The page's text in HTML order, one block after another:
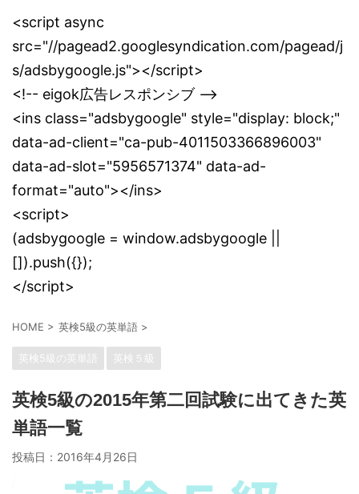
<script async
src="//pagead2.googlesyndication.com/pagead/j
s/adsbygoogle.js"></script>
<!-- eigok広告レスポンシブ -->
<ins class="adsbygoogle" style="display: block;"
data-ad-client="ca-pub-4011503366896003"
data-ad-slot="5956571374" data-ad-
format="auto"></ins>
<script>
(adsbygoogle = window.adsbygoogle ||
[]).push({});
</script>
HOME > 英検5級の英単語 >
英検5級の英単語 英検５級
英検5級の2015年第二回試験に出てきた英
単語一覧
投稿日： 2016年4月26日